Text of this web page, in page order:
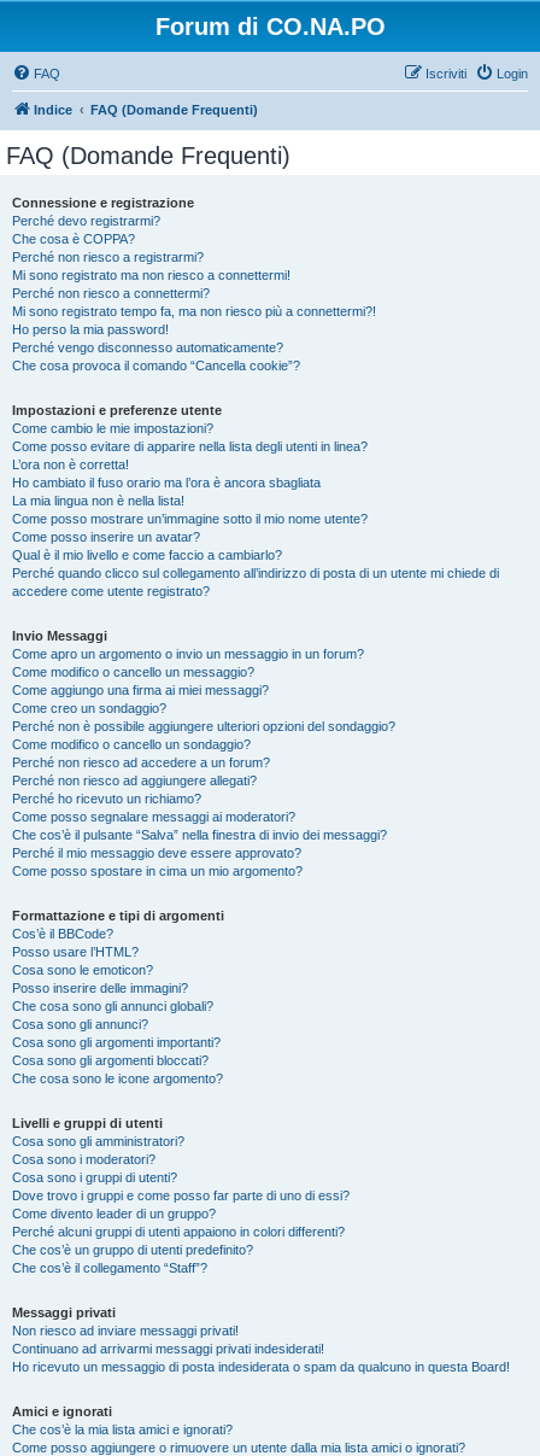
Forum di CO.NA.PO
FAQ Login
Iscriviti
Indice FAQ (Domande Frequenti)
FAQ (Domande Frequenti)
Connessione e registrazione
Perché devo registrarmi?
Che cosa è COPPA?
Perché non riesco a registrarmi?
Mi sono registrato ma non riesco a connettermi!
Perché non riesco a connettermi?
Mi sono registrato tempo fa, ma non riesco più a connettermi?!
Ho perso la mia password!
Perché vengo disconnesso automaticamente?
Che cosa provoca il comando “Cancella cookie”?
Impostazioni e preferenze utente
Come cambio le mie impostazioni?
Come posso evitare di apparire nella lista degli utenti in linea?
L’ora non è corretta!
Ho cambiato il fuso orario ma l’ora è ancora sbagliata
La mia lingua non è nella lista!
Come posso mostrare un’immagine sotto il mio nome utente?
Come posso inserire un avatar?
Qual è il mio livello e come faccio a cambiarlo?
Perché quando clicco sul collegamento all’indirizzo di posta di un utente mi chiede di
accedere come utente registrato?
Invio Messaggi
Come apro un argomento o invio un messaggio in un forum?
Come modifico o cancello un messaggio?
Come aggiungo una firma ai miei messaggi?
Come creo un sondaggio?
Perché non è possibile aggiungere ulteriori opzioni del sondaggio?
Come modifico o cancello un sondaggio?
Perché non riesco ad accedere a un forum?
Perché non riesco ad aggiungere allegati?
Perché ho ricevuto un richiamo?
Come posso segnalare messaggi ai moderatori?
Che cos’è il pulsante “Salva” nella finestra di invio dei messaggi?
Perché il mio messaggio deve essere approvato?
Come posso spostare in cima un mio argomento?
Formattazione e tipi di argomenti
Cos’è il BBCode?
Posso usare l’HTML?
Cosa sono le emoticon?
Posso inserire delle immagini?
Che cosa sono gli annunci globali?
Cosa sono gli annunci?
Cosa sono gli argomenti importanti?
Cosa sono gli argomenti bloccati?
Che cosa sono le icone argomento?
Livelli e gruppi di utenti
Cosa sono gli amministratori?
Cosa sono i moderatori?
Cosa sono i gruppi di utenti?
Dove trovo i gruppi e come posso far parte di uno di essi?
Come divento leader di un gruppo?
Perché alcuni gruppi di utenti appaiono in colori differenti?
Che cos’è un gruppo di utenti predefinito?
Che cos’è il collegamento “Staff”?
Messaggi privati
Non riesco ad inviare messaggi privati!
Continuano ad arrivarmi messaggi privati indesiderati!
Ho ricevuto un messaggio di posta indesiderata o spam da qualcuno in questa Board!
Amici e ignorati
Che cos’è la mia lista amici e ignorati?
Come posso aggiungere o rimuovere un utente dalla mia lista amici o ignorati?